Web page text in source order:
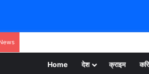
Home देश क्राइम